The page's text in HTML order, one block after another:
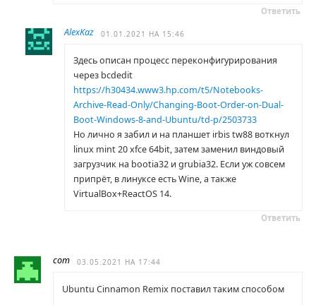
Ответить
AlexKaz 01.01.2021 НА 15:46
Здесь описан процесс переконфигурирования
через bcdedit
https://h30434.www3.hp.com/t5/Notebooks-
Archive-Read-Only/Changing-Boot-Order-on-Dual-
Boot-Windows-8-and-Ubuntu/td-p/2503733
Но лично я забил и на планшет irbis tw88 воткнул
linux mint 20 xfce 64bit, затем заменил виндовый
загрузчик на bootia32 и grubia32. Если уж совсем
припрёт, в линуксе есть Wine, а также
VirtualBox+ReactOS 14.
Ответить
com 03.05.2021 НА 17:44
Ubuntu Cinnamon Remix поставил таким способом